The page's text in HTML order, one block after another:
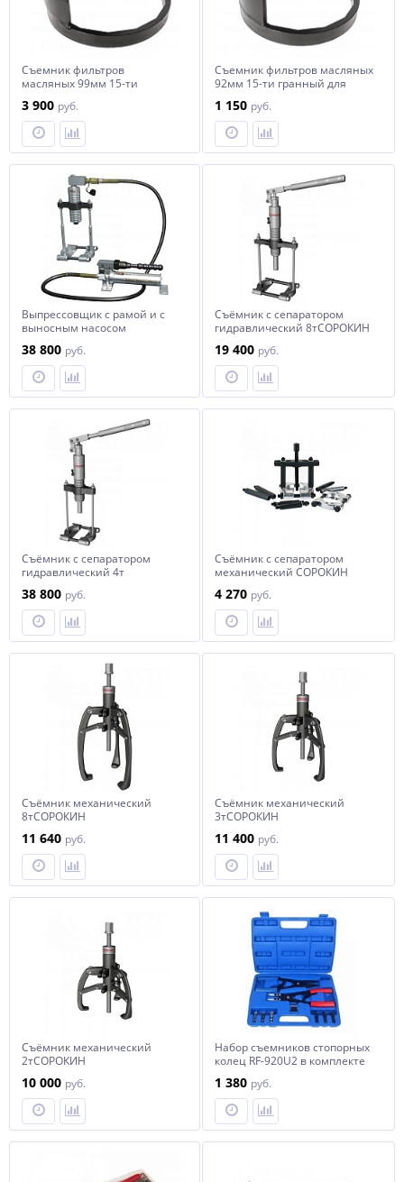
Съемник фильтров
масляных 99мм 15-ти
двигателей
(TOYOTA,DAIHATSU) чашка
JTC
3 900 руб.
Съемник фильтров масляных
92мм 15-ти гранный для
(NISSAN) чашка JTC
1 150 руб.
Выпрессовщик с рамой и с
выносным насосом
38 800 руб.
Съёмник с сепаратором
гидравлический 8тСОРОКИН
19 400 руб.
Съёмник с сепаратором
гидравлический 4т
38 800 руб.
Съёмник с сепаратором
механический СОРОКИН
4 270 руб.
Съёмник механический
8тСОРОКИН
11 640 руб.
Съёмник механический
3тСОРОКИН
11 400 руб.
Съёмник механический
2тСОРОКИН
10 000 руб.
Набор съемников стопорных
колец RF-920U2 в комплекте
10"-250мм, 15пр., в кейсе
ROCKFORCE /1
1 380 руб.